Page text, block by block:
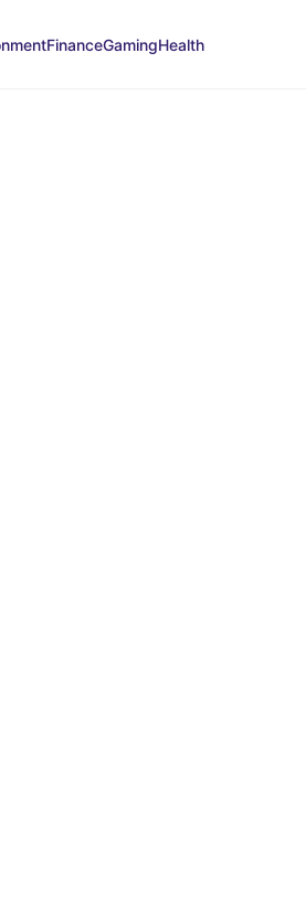
FinanceGamingHealth